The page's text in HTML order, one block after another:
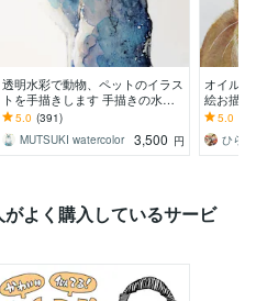
透明水彩で動物、ペットのイラス
トを手描きします 手描きの水彩
画のイラスト原画を、ご自宅やプ
レゼント用に
5.0 (391)
MUTSUKI watercolor
3,500 円
オイル
絵お描
パステ
レゼン
5.0
ひら
よく購入しているサービ